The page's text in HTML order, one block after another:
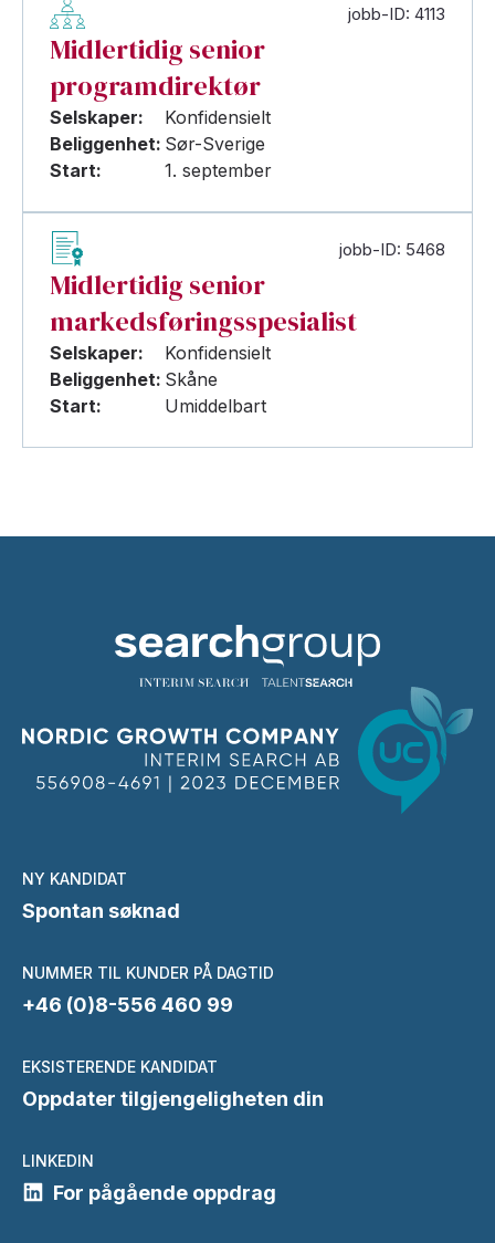
jobb-ID: 4113
Midlertidig senior
programdirektør
Selskaper:
Konfidensielt
Beliggenhet: Sør-Sverige
Start:
1. september
jobb-ID: 5468
Midlertidig senior
markedsføringsspesialist
Selskaper:
Konfidensielt
Beliggenhet: Skåne
Start:
Umiddelbart
NY KANDIDAT
Spontan søknad
NUMMER TIL KUNDER PÅ DAGTID
+46 (0)8-556 460 99
EKSISTERENDE KANDIDAT
Oppdater tilgjengeligheten din
LINKEDIN
For pågående oppdrag